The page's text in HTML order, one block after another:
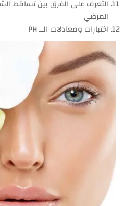
التعرف على الفرق بين تساقط
المرضي
اختبارات ومعادلات الــ PH